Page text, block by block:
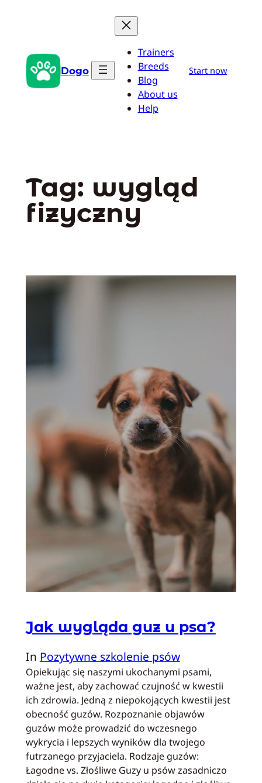
Dogo
Trainers
Breeds
Blog
About us
Help
Start now
Tag: wygląd
fizyczny
Jak wygląda guz u psa?
In Pozytywne szkolenie psów
Opiekując się naszymi ukochanymi psami,
ważne jest, aby zachować czujność w kwestii
ich zdrowia. Jedną z niepokojących kwestii jest
obecność guzów. Rozpoznanie objawów
guzów może prowadzić do wczesnego
wykrycia i lepszych wyników dla twojego
futrzanego przyjaciela. Rodzaje guzów:
Łagodne vs. Złośliwe Guzy u psów zasadniczo